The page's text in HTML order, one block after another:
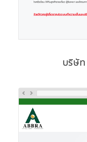
บริษัท